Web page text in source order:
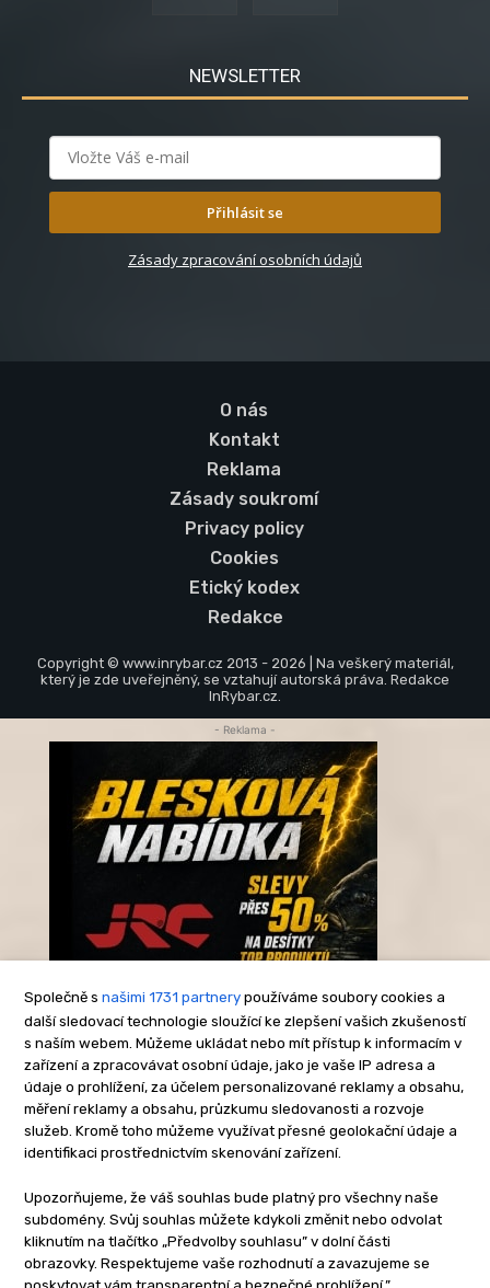
NEWSLETTER
Přihlásit se
Zásady zpracování osobních údajů
O nás
Kontakt
Reklama
Zásady soukromí
Privacy policy
Cookies
Etický kodex
Redakce
Copyright © www.inrybar.cz 2013 - 2026 | Na veškerý materiál,
který je zde uveřejněný, se vztahují autorská práva. Redakce
InRybar.cz.
Společně s našimi 1731 partnery používáme soubory cookies a
další sledovací technologie sloužící ke zlepšení vašich zkušeností
s naším webem. Můžeme ukládat nebo mít přístup k informacím v
zařízení a zpracovávat osobní údaje, jako je vaše IP adresa a
údaje o prohlížení, za účelem personalizované reklamy a obsahu,
měření reklamy a obsahu, průzkumu sledovanosti a rozvoje
služeb. Kromě toho můžeme využívat přesné geolokační údaje a
identifikaci prostřednictvím skenování zařízení.
Upozorňujeme, že váš souhlas bude platný pro všechny naše
subdomény. Svůj souhlas můžete kdykoli změnit nebo odvolat
kliknutím na tlačítko „Předvolby souhlasu” v dolní části
obrazovky. Respektujeme vaše rozhodnutí a zavazujeme se
- Reklama -
-Reklama-